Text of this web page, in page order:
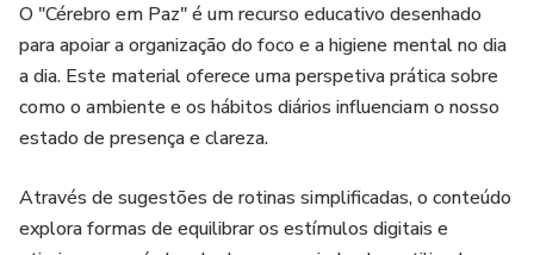
O "Cérebro em Paz" é um recurso educativo desenhado
para apoiar a organização do foco e a higiene mental no dia
a dia. Este material oferece uma perspetiva prática sobre
como o ambiente e os hábitos diários influenciam o nosso
estado de presença e clareza.
Através de sugestões de rotinas simplificadas, o conteúdo
explora formas de equilibrar os estímulos digitais e